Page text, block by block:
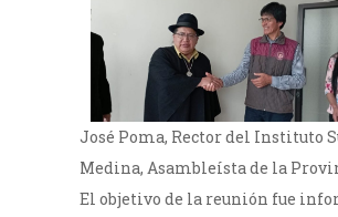
José Poma, Rector del Instituto
Medina, Asambleísta de la
El objetivo de la reunión fue